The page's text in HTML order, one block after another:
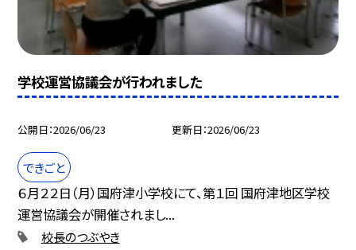
学校運営協議会が行われました
公開日 2026/06/23 更新日 2026/06/23
できごと
６月２２日（月）国府津小学校にて、第１回 国府津地区学校
運営協議会が開催されまし...
校長のつぶやき